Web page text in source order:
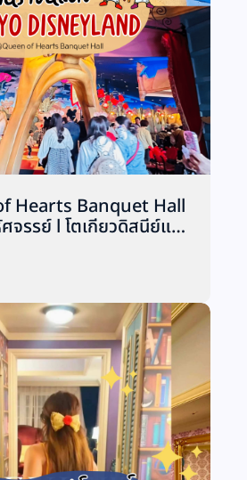
Hearts Banquet Hall
จรรย์ l โตเกียวดิสนีย์แ…